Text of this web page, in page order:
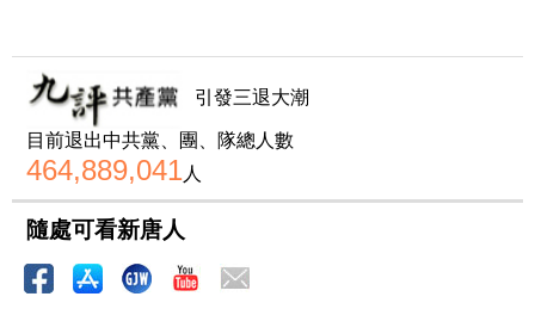
引發三退大潮
目前退出中共黨、團、隊總人數
464,889,041人
隨處可看新唐人